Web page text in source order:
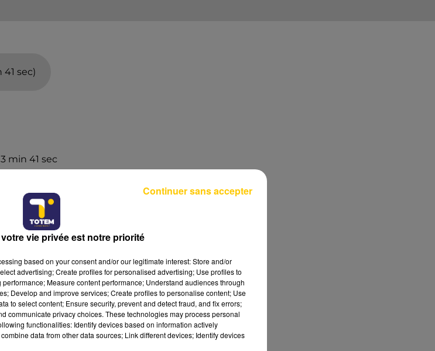
sec)
min 41 sec
à Tulle, Brive, dans le
sarladais avec les reportages de
terrain.
vie privée est notre priorité
based on your consent and/or our legitimate interest: Store and/or
advertising; Create profiles for personalised advertising; Use profiles to
Measure content performance; Understand audiences through
Develop and improve services; Create profiles to personalise content; Use
to select content; Ensure security, prevent and detect fraud, and fix errors;
communicate privacy choices. These technologies may process personal
functionalities: Identify devices based on information actively
data from other data sources; Link different devices; Identify devices
Continuer sans accepter